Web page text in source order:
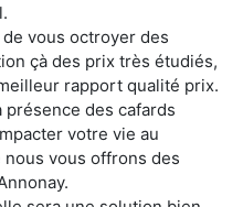
vous octroyer des
çà des prix très étudiés,
rapport qualité prix.
présence des cafards
votre vie au
vous offrons des